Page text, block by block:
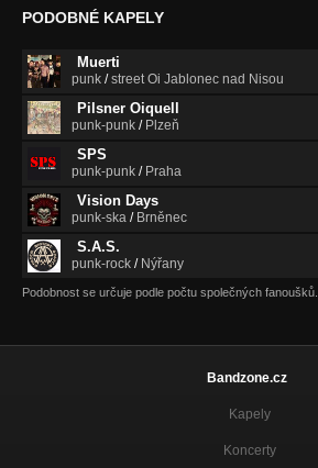
PODOBNÉ KAPELY
Muerti
punk /street Oi Jablonec nad Nisou
Pilsner Oiquell
punk-punk / Plzeň
SPS
punk-punk / Praha
Vision Days
punk-ska / Brněnec
S.A.S.
punk-rock / Nýřany
Podobnost se určuje podle počtu společných fanoušků.
Bandzone.cz
Kapely
Koncerty